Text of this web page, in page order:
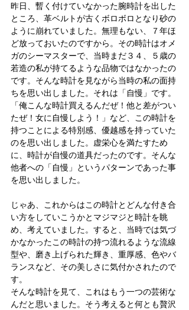
昨日、暫く付けていなかった腕時計を出した
ところ、革ベルトが古くボロボロとなり砂の
ように崩れていました。無理もない、７年ほ
ど放っておいたのですから。その時計はオメ
ガのシーマスターで、当時まだ３４、５歳の
若造の私が持てるような品物ではなかったの
です。そんな時計を見ながら当時の私の面持
ちを思い出しました。それは「自慢」です。
「俺こんな時計買えるんだぜ！他と差がつい
たぜ！女に自慢しよう！」など、この時計を
持つことによる特別感、優越感を持っていた
のを思い出しました。虚栄心を満たすため
に、時計が自慢の道具だったのです。そんな
他者への「自慢」というパターンであった事
を思い出しました。
じゃあ、これからはこの時計とどんな付き合
い方をしていこうかとマジマジと時計を眺
め、考えていました。すると、当時では気づ
かなかったこの時計の持つ流れるような流線
型や、磨き上げられた輝き、重厚感、色やバ
ランスなど、その美しさに気付かされたので
す。
そんな時計を見て、これはもう一つの芸術な
んだと思いました。そう考えると何とも贅沢